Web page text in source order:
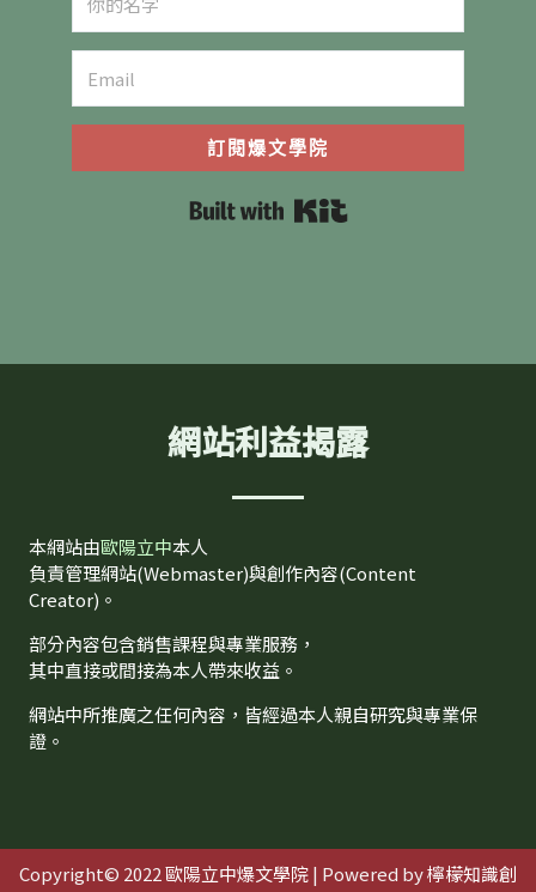
訂閱爆文學院
網站利益揭露
本網站由歐陽立中本人
負責管理網站(Webmaster)與創作內容(Content
Creator)。
部分內容包含銷售課程與專業服務，
其中直接或間接為本人帶來收益。
網站中所推廣之任何內容，皆經過本人親自研究與專業保
證。
Copyright© 2022歐陽立中爆文學院| Powered by檸檬知識創